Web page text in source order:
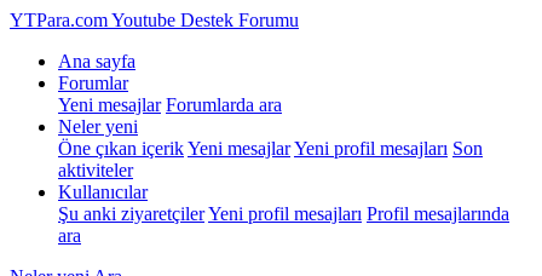
YTPara.comYoutube Destek Forumu
Ana sayfa
Forumlar
Yeni mesajlar Forumlarda ara
Neler yeni
Öne çıkan içerikYeni mesajlarYeni profil mesajları Son
aktiviteler
Kullanıcılar
Şu anki ziyaretçilerYeni profil mesajları Profil mesajlarında
ara